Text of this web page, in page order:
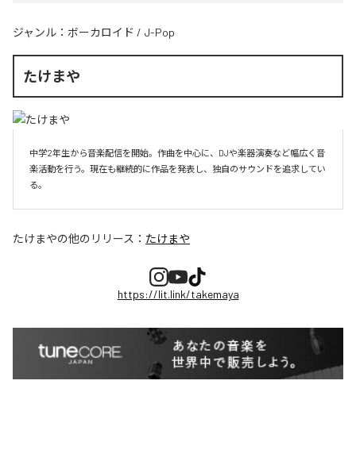
ジャンル： ボーカロイド / J-Pop
たけまや
中学2年生から音楽配信を開始。作曲を中心に、DJや楽器演奏など幅広く音
楽活動を行う。現在も継続的に作品を発表し、独自のサウンドを追求してい
る。
たけまやの他のリリース： たけまや
https://lit.link/takemaya